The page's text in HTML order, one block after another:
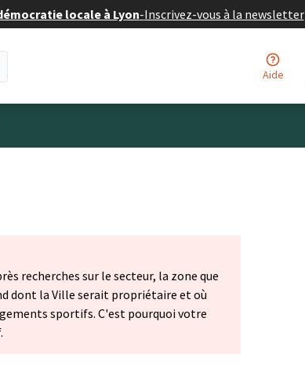
locale à Lyon-Inscrivez-vous à la newsletter
Aide
recherches sur le secteur, la zone que
dont la Ville serait propriétaire et où
sportifs. C'est pourquoi votre